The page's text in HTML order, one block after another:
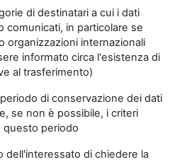
di destinatari a cui i dati
comunicati, in particolare se
organizzazioni internazionali
informato circa l'esistenza di
al trasferimento)
di conservazione dei dati
se non è possibile, i criteri
questo periodo
di chiedere la